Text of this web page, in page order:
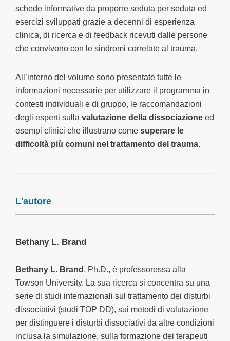
schede informative da proporre seduta per seduta ed
esercizi sviluppati grazie a decenni di esperienza
clinica, di ricerca e di feedback ricevuti dalle persone
che convivono con le sindromi correlate al trauma.
All’interno del volume sono presentate tutte le
informazioni necessarie per utilizzare il programma in
contesti individuali e di gruppo, le raccomandazioni
degli esperti sulla valutazione della dissociazione ed
esempi clinici che illustrano come superare le
difficoltà più comuni nel trattamento del trauma.
L'autore
Bethany L. Brand
Bethany L. Brand , Ph.D., è professoressa alla
Towson University. La sua ricerca si concentra su una
serie di studi internazionali sul trattamento dei disturbi
dissociativi (studi TOP DD), sui metodi di valutazione
per distinguere i disturbi dissociativi da altre condizioni
inclusa la simulazione, sulla formazione dei terapeuti